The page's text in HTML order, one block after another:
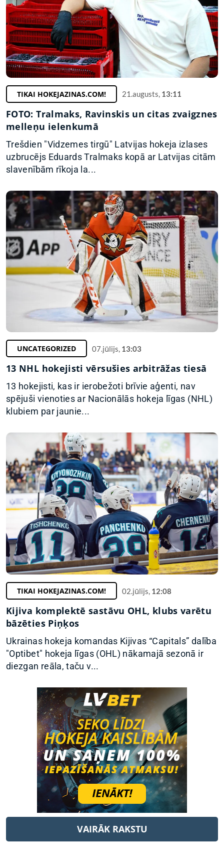
TIKAI HOKEJAZINAS.COM! 21.augusts, 13:11
FOTO: Tralmaks, Ravinskis un citas zvaigznes
melleņu ielenkumā
Trešdien "Vidzemes tirgū" Latvijas hokeja izlases
uzbrucējs Eduards Tralmaks kopā ar Latvijas citām
slavenībām rīkoja la...
UNCATEGORIZED 07.jūlijs, 13:03
13 NHL hokejisti vērsušies arbitrāžas tiesā
13 hokejisti, kas ir ierobežoti brīvie aģenti, nav
spējuši vienoties ar Nacionālās hokeja līgas (NHL)
klubiem par jaunie...
TIKAI HOKEJAZINAS.COM! 02.jūlijs, 12:08
Kijiva komplektē sastāvu OHL, klubs varētu
bāzēties Piņķos
Ukrainas hokeja komandas Kijivas “Capitals” dalība
"Optibet" hokeja līgas (OHL) nākamajā sezonā ir
diezgan reāla, taču v...
VAIRĀK RAKSTU